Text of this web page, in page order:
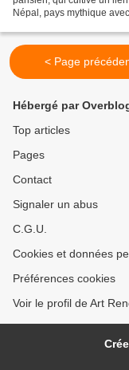
Népal, pays mythique
< Page
Hébergé par
Top articles
Pages
Contact
Signaler un abus
C.G.U.
Cookies et données
Préférences cookies
Voir le profil de Art